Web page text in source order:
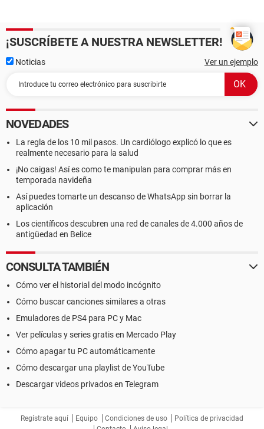
¡SUSCRÍBETE A NUESTRA NEWSLETTER!
Noticias Ver un ejemplo
NOVEDADES
La regla de los 10 mil pasos. Un cardiólogo explicó lo que es
realmente necesario para la salud
¡No caigas! Así es como te manipulan para comprar más en
temporada navideña
Así puedes tomarte un descanso de WhatsApp sin borrar la
aplicación
Los científicos descubren una red de canales de 4.000 años de
antigüedad en Belice
CONSULTA TAMBIÉN
Cómo ver el historial del modo incógnito
Cómo buscar canciones similares a otras
Emuladores de PS4 para PC y Mac
Ver películas y series gratis en Mercado Play
Cómo apagar tu PC automáticamente
Cómo descargar una playlist de YouTube
Descargar videos privados en Telegram
Regístrate aquí Equipo Condiciones de uso
Política de privacidad